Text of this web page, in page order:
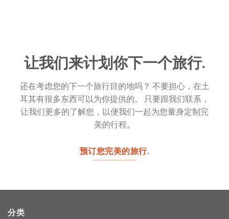
让我们来计划你下一个旅行.
还在考虑您的下一个旅行目的地吗？ 不要担心，在土
耳其有很多东西可以为你提供的。 只要跟我们联系，
让我们更多的了解您，以便我们一起为您量身定制完
美的行程。
预订您完美的旅行.
分类